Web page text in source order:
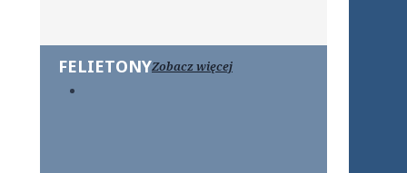
FELIETONYZobacz więcej